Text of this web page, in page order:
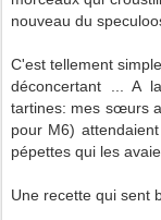
nouveau du
C'est tellement
déconcertant ... A
tartines: mes sœurs
pour M6)
pépettes qui les
Une recette qui sent